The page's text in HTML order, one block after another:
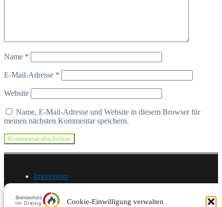
Cookie-Einwilligung verwalten
Name *
E-Mail-Adresse *
Website
Name, E-Mail-Adresse und Website in diesem Browser für
meinen nächsten Kommentar speichern.
Impressum
Datenschutz
© Brandschutz im Dialog | Stand: 10/2025